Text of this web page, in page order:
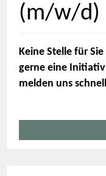
(m/w/d)
Keine Stelle für
gerne eine
melden uns